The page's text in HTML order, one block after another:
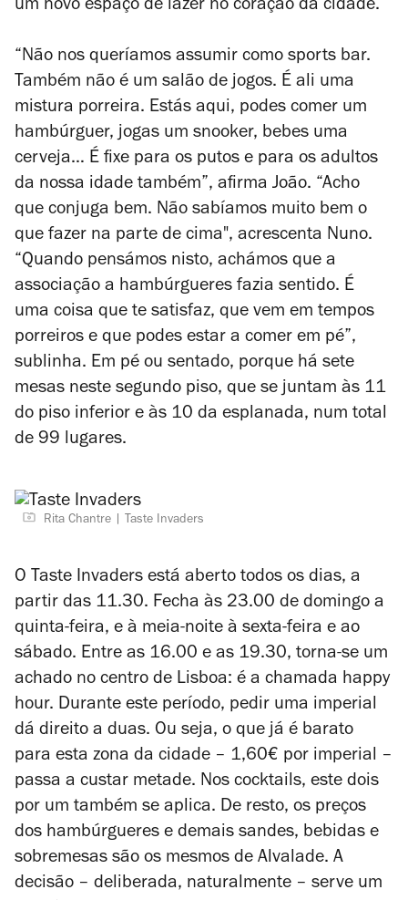
um novo espaço de lazer no coração da cidade.
“Não nos queríamos assumir como sports bar.
Também não é um salão de jogos. É ali uma
mistura porreira. Estás aqui, podes comer um
hambúrguer, jogas um snooker, bebes uma
cerveja… É fixe para os putos e para os adultos
da nossa idade também”, afirma João. “Acho
que conjuga bem. Não sabíamos muito bem o
que fazer na parte de cima", acrescenta Nuno.
“Quando pensámos nisto, achámos que a
associação a hambúrgueres fazia sentido. É
uma coisa que te satisfaz, que vem em tempos
porreiros e que podes estar a comer em pé”,
sublinha. Em pé ou sentado, porque há sete
mesas neste segundo piso, que se juntam às 11
do piso inferior e às 10 da esplanada, num total
de 99 lugares.
Rita Chantre Taste Invaders
O Taste Invaders está aberto todos os dias, a
partir das 11.30. Fecha às 23.00 de domingo a
quinta-feira, e à meia-noite à sexta-feira e ao
sábado. Entre as 16.00 e as 19.30, torna-se um
achado no centro de Lisboa: é a chamada happy
hour. Durante este período, pedir uma imperial
dá direito a duas. Ou seja, o que já é barato
para esta zona da cidade – 1,60€ por imperial –
passa a custar metade. Nos cocktails, este dois
por um também se aplica. De resto, os preços
dos hambúrgueres e demais sandes, bebidas e
sobremesas são os mesmos de Alvalade. A
decisão – deliberada, naturalmente – serve um